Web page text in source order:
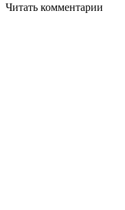
Читать комментарии